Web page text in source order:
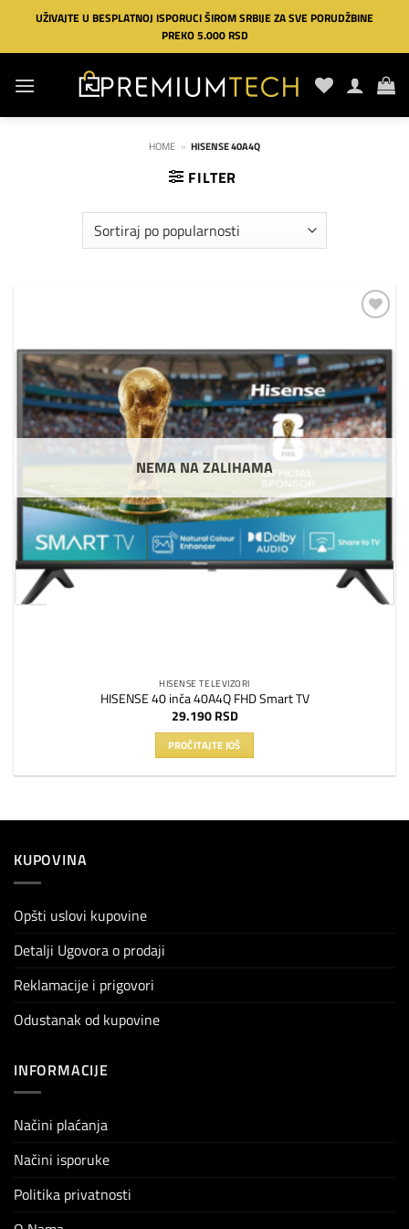
Preskoči
sadržaj
UŽIVAJTE U BESPLATNOJ ISPORUCI ŠIROM SRBIJE ZA SVE PORUDŽBINE
PREKO 5.000 RSD
HOME » HISENSE 40A4Q
FILTER
listu
želja
NEMA NA ZALIHAMA
HISENSE TELEVIZORI
HISENSE 40 inča 40A4Q FHD Smart TV
29.190 RSD
PROČITAJTE JOŠ
KUPOVINA
Opšti uslovi kupovine
Detalji Ugovora o prodaji
Reklamacije i prigovori
Odustanak od kupovine
INFORMACIJE
Načini plaćanja
Načini isporuke
Politika privatnosti